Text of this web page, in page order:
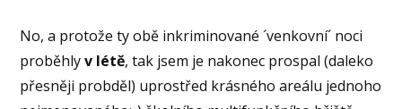
No, a protože ty obě inkriminované ´venkovní´ noci
proběhlyv létě, tak jsem je nakonec prospal (daleko
přesněji probděl) uprostřed krásného areálu jednoho